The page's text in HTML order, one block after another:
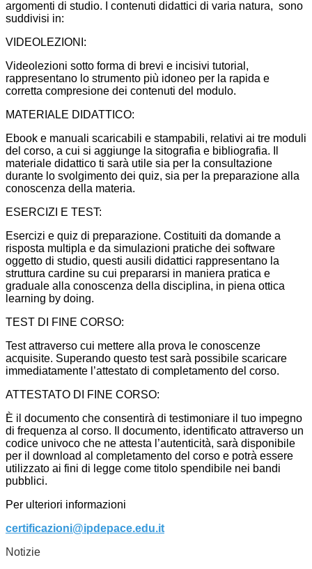
argomenti di studio. I contenuti didattici di varia natura, sono
suddivisi in:
VIDEOLEZIONI:
Videolezioni sotto forma di brevi e incisivi tutorial,
rappresentano lo strumento più idoneo per la rapida e
corretta compresione dei contenuti del modulo.
MATERIALE DIDATTICO:
Ebook e manuali scaricabili e stampabili, relativi ai tre moduli
del corso, a cui si aggiunge la sitografia e bibliografia. Il
materiale didattico ti sarà utile sia per la consultazione
durante lo svolgimento dei quiz, sia per la preparazione alla
conoscenza della materia.
ESERCIZI E TEST:
Esercizi e quiz di preparazione. Costituiti da domande a
risposta multipla e da simulazioni pratiche dei software
oggetto di studio, questi ausili didattici rappresentano la
struttura cardine su cui prepararsi in maniera pratica e
graduale alla conoscenza della disciplina, in piena ottica
learning by doing.
TEST DI FINE CORSO:
Test attraverso cui mettere alla prova le conoscenze
acquisite. Superando questo test sarà possibile scaricare
immediatamente l’attestato di completamento del corso.
ATTESTATO DI FINE CORSO:
È il documento che consentirà di testimoniare il tuo impegno
di frequenza al corso. Il documento, identificato attraverso un
codice univoco che ne attesta l’autenticità, sarà disponibile
per il download al completamento del corso e potrà essere
utilizzato ai fini di legge come titolo spendibile nei bandi
pubblici.
Per ulteriori informazioni
certificazioni@ipdepace.edu.it
Notizie